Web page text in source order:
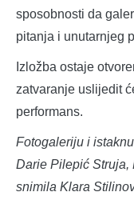
sposobnosti da
pitanja i unutarnjeg
Izložba ostaje
zatvaranje uslijedit
performans.
Fotogaleriju i
Darie Pilepić Struja,
snimila Klara